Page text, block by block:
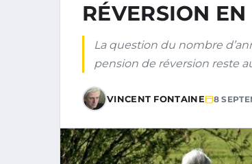
RÉVERSION
La question du nombre
pension de réversion reste
VINCENT FONTAINE 8